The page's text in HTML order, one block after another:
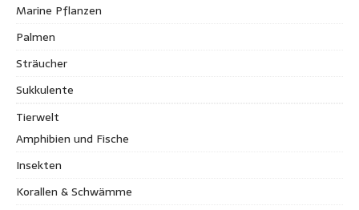
Marine Pflanzen
Palmen
Sträucher
Sukkulente
Tierwelt
Amphibien und Fische
Insekten
Korallen & Schwämme